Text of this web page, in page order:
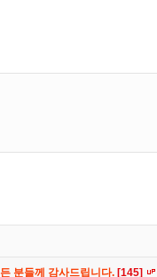
분들께 감사드립니다. [145]